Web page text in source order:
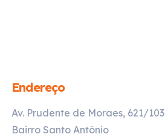
Endereço
Av. Prudente de Moraes, 621/103
Bairro Santo Antônio